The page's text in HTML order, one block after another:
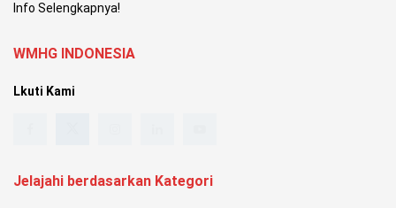
Info Selengkapnya!
WMHG INDONESIA
Lkuti Kami
Jelajahi berdasarkan Kategori